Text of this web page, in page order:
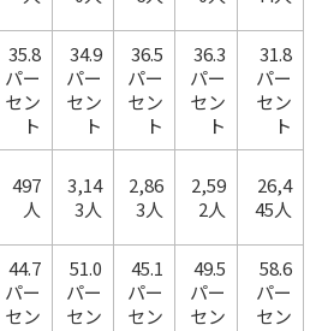
35.8
パー
セン
ト
34.9
パー
セン
ト
36.5
パー
セン
ト
36.3
パー
セン
ト
31.8
パー
セン
ト
497
人
3,14
3人
2,86
3人
2,59
2人
26,4
45人
44.7
パー
セン
51.0
パー
セン
45.1
パー
セン
49.5
パー
セン
58.6
パー
セン